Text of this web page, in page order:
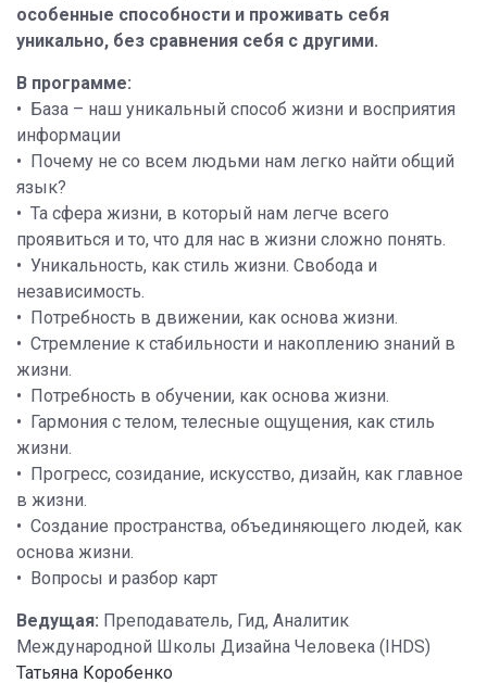
особенные способности и проживать себя
уникально, без сравнения себя с другими.
В программе:
• База – наш уникальный способ жизни и восприятия
информации
• Почему не со всем людьми нам легко найти общий
язык?
• Та сфера жизни, в который нам легче всего
проявиться и то, что для нас в жизни сложно понять.
• Уникальность, как стиль жизни. Свобода и
независимость.
• Потребность в движении, как основа жизни.
• Стремление к стабильности и накоплению знаний в
жизни.
• Потребность в обучении, как основа жизни.
• Гармония с телом, телесные ощущения, как стиль
жизни.
• Прогресс, созидание, искусство, дизайн, как главное
в жизни.
• Создание пространства, объединяющего людей, как
основа жизни.
• Вопросы и разбор карт
Ведущая: Преподаватель, Гид, Аналитик
Международной Школы Дизайна Человека (IHDS)
Татьяна Коробенко